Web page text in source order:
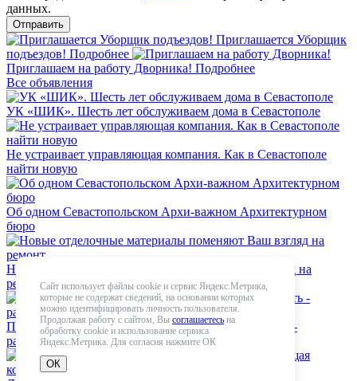
данных.
Приглашается Уборщик
подъездов! Подробнее
Приглашаем на работу Дворника! Подробнее
Все объявления
УК «ШИК». Шесть лет обслуживаем дома в Севастополе
Не устраивает управляющая компания. Как в Севастополе
найти новую
Об одном Севастопольском Архи-важном Архитектурном
бюро
Новые отделочные материалы поменяют Ваш взгляд на
ремонт
Плохо работает Управляющая компания. Что делать -
расскажет специалист
Сайт использует файлы cookie и сервис Яндекс.Метрика,
которые не содержат сведений, на основании которых
можно идентифицировать личность пользователя.
Продолжая работу с сайтом, Вы соглашаетесь на
обработку cookie и использование сервиса
Яндекс.Метрика. Для согласия нажмите ОК
ОК